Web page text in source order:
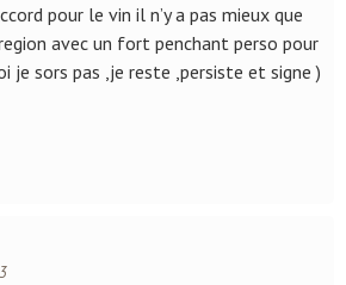
pour le vin il n’y a pas mieux que
avec un fort penchant perso pour
je sors pas ,je reste ,persiste et signe )